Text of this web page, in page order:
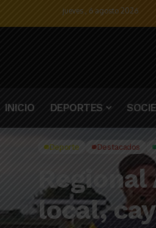
jueves , 6 agosto 2026
INICIO DEPORTES
Deporte Destacados
local,